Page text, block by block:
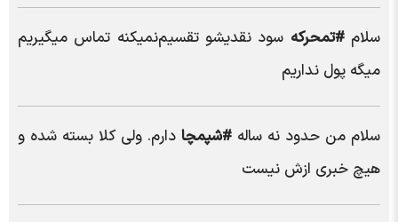
سلام‌#تمحرکه سود نقدیشو تقسیم‌نمیکنه تماس میگیریم
میگه پول نداریم
سلام من حدود نه ساله #شپمچا دارم. ولی کلا بسته شده و
هیچ خبری ازش نیست